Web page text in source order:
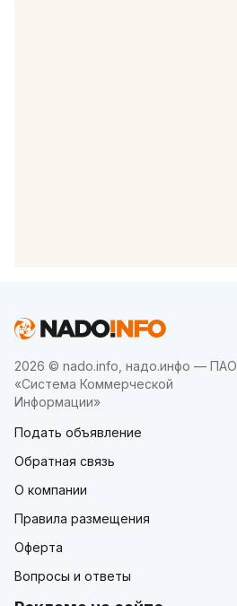
2026 © nado.info, надо.инфо — ПАО
«Система Коммерческой
Информации»
Подать объявление
Обратная связь
О компании
Правила размещения
Оферта
Вопросы и ответы